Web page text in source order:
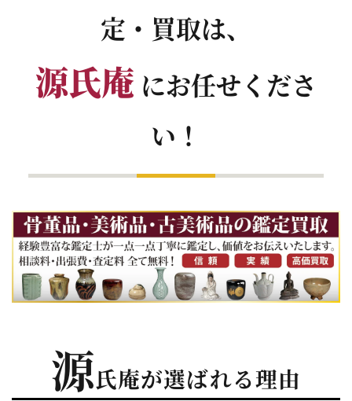
定・買取は、
源氏庵 にお任せくださ
い！
源氏庵が選ばれる理由